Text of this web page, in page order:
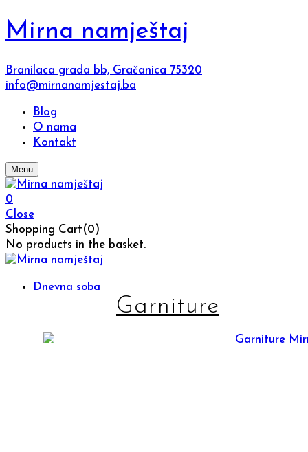
Mirna namještaj
Branilaca grada bb, Gračanica 75320
info@mirnanamjestaj.ba
Blog
O nama
Kontakt
Menu
0
Close
Shopping Cart(0)
No products in the basket.
Dnevna soba
Garniture